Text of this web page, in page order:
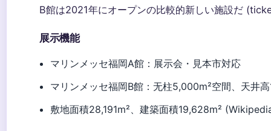
B館は2021年にオープンの比較的新しい施設だ
展示機能
マリンメッセ福岡A館：展示会・見本市対応
マリンメッセ福岡B館：无柱5,000m²空間、天井
敷地面積28,191m²、建築面積19,628m²